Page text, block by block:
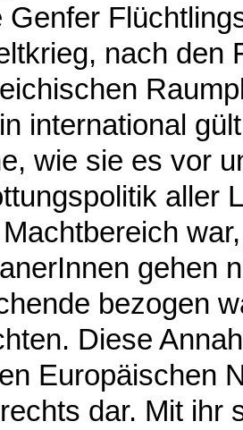
Genfer
nach den
international
wie sie es vor
aller
gehen
bezogen
Diese
Europäischen
dar. Mit ihr